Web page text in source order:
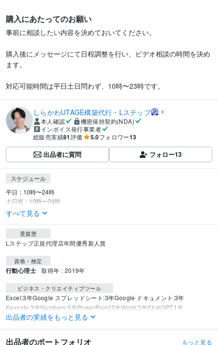
購入にあたってのお願い
事前に相談したい内容を決めておいてください。
購入後にメッセージにて日程調整を行い、ビデオ相談の時間を決め
ます。
対応可能時間は平日土日問わず、10時〜23時です。
しらかわUTAGE構築代行・Lステップ
本人確認
機密保持契約(NDA)
インボイス発行事業者
総販売実績81評価 5.0フォロワー13
出品者に質問 フォロー13
スケジュール
平日：10時〜24時
土日祝：10時〜24時
すべて見る
受賞歴
Lステップ正規代理店年間優秀新人賞
資格・検定
行動心理士 取得年 : 2019年
ビジネス・クリエイティブツール
Excel:3年Google スプレッドシート:3年Google ドキュメント:3年
Keynote:3年Numbers:0年PowerPoint:3年Word:3年ChatGPT:1年
Canva:3年
出品者の実績をもっと見る
出品者のポートフォリオ もっと見る